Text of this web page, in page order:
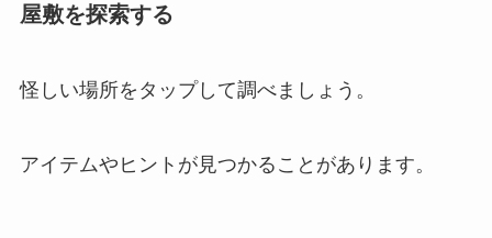
屋敷を探索する
怪しい場所をタップして調べましょう。
アイテムやヒントが見つかることがあります。